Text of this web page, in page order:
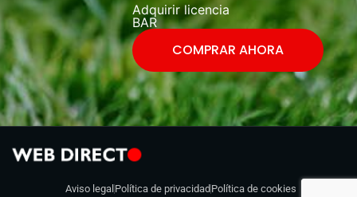
Adquirir licencia
BAR
COMPRAR AHORA
Aviso legal Política de privacidad Política de cookies